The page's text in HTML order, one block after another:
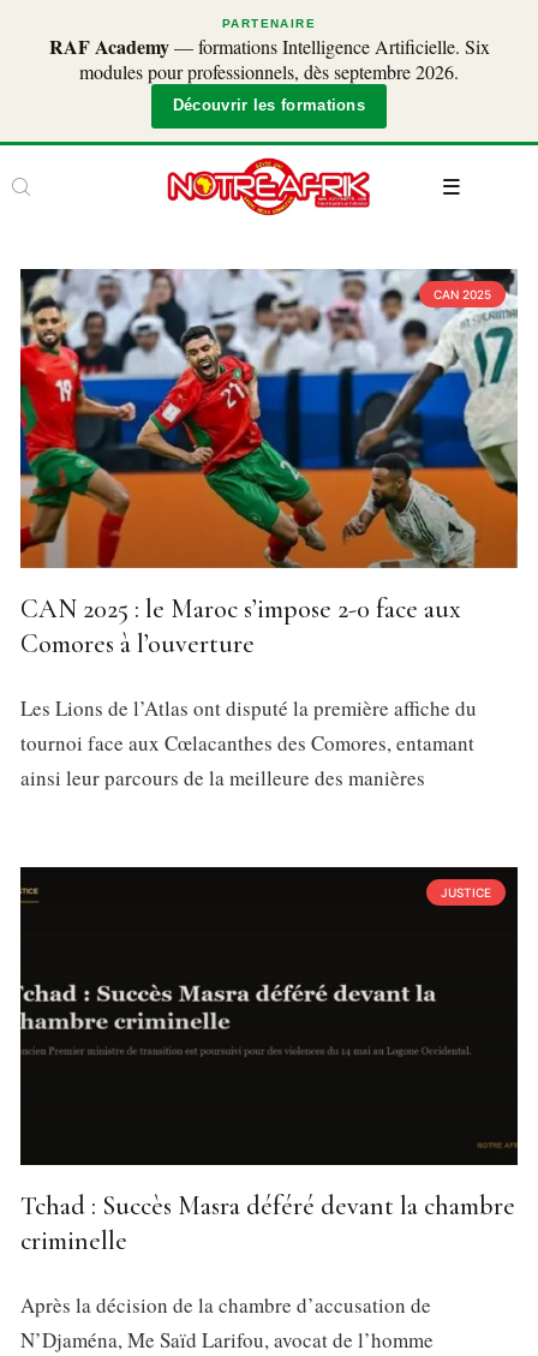
PARTENAIRE
RAF Academy— formations Intelligence Artificielle. Six
modules pour professionnels, dès septembre 2026.
Découvrir les formations
CAN 2025
CAN 2025 : le Maroc s’impose 2-0 face aux
Comores à l’ouverture
Les Lions de l’Atlas ont disputé la première affiche du
tournoi face aux Cœlacanthes des Comores, entamant
ainsi leur parcours de la meilleure des manières
JUSTICE
Tchad : Succès Masra déféré devant la chambre
criminelle
Après la décision de la chambre d’accusation de
N’Djaména, Me Saïd Larifou, avocat de l’homme